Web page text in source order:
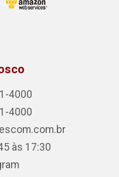
4000
4000
às 17:30